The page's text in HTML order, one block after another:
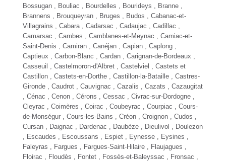
Bossugan , Bouliac , Bourdelles , Bourideys , Branne ,
Brannens , Brouqueyran ,
Bruges , Budos , Cabanac-et-
Villagrains , Cabara , Cadarsac , Cadaujac , Cadillac ,
Camarsac , Cambes , Camblanes-et-Meynac , Camiac-et-
Saint-Denis , Camiran , Canéjan , Capian , Caplong ,
Captieux , Carbon-Blanc , Cardan , Carignan-de-Bordeaux
Casseuil , Castelmoron-d'Albret , Castelviel , Castets et
Castillon , Castets-en-Dorthe , Castillon-la-Bataille , Castres-
Gironde , Caudrot , Cauvignac , Cazalis , Cazats , Cazaugitat
, Cénac , Cenon , Cérons , Cessac , Civrac-sur-Dordogne ,
Cleyrac , Coimères , Coirac , Coubeyrac , Courpiac , Cours-
de-Monségur , Cours-les-Bains , Créon , Croignon , Cudos ,
Cursan , Daignac , Dardenac , Daubèze , Dieulivol , Doulezon
, Escaudes , Escoussans , Espiet , Eynesse ,
Eysines
Faleyras , Fargues , Fargues-Saint-Hilaire , Flaujagues ,
Floirac , Floudès , Fontet , Fossès-et-Baleyssac , Fronsac ,